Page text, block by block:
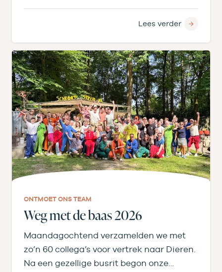
Lees verder
ONTMOET ONS TEAM
Weg met de baas 2026
Maandagochtend verzamelden we met
zo’n 60 collega’s voor vertrek naar Dieren.
Na een gezellige busrit begon onze